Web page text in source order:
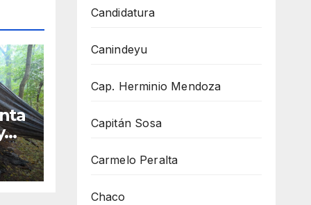
Candidatura
Canindeyu
Cap. Herminio Mendoza
Capitán Sosa
Carmelo Peralta
Chaco